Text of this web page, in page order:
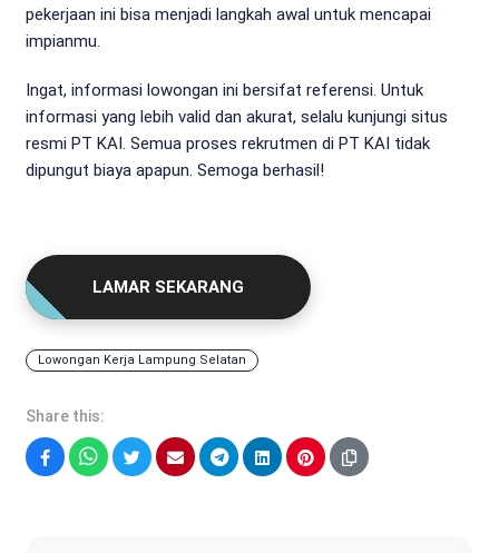
pekerjaan ini bisa menjadi langkah awal untuk mencapai
impianmu.
Ingat, informasi lowongan ini bersifat referensi. Untuk
informasi yang lebih valid dan akurat, selalu kunjungi situs
resmi PT KAI. Semua proses rekrutmen di PT KAI tidak
dipungut biaya apapun. Semoga berhasil!
LAMAR SEKARANG
Lowongan Kerja Lampung Selatan
Share this: